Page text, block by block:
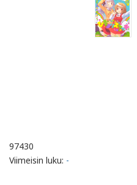
97430
Viimeisin luku: -